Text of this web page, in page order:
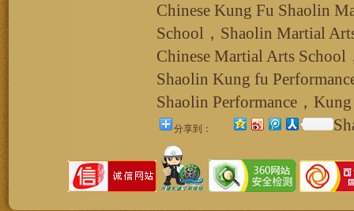
Chinese Kung Fu Shaolin
School，Shaolin Martial
Chinese Martial Arts
Shaolin Kung fu
Shaolin Performance，
分享到：